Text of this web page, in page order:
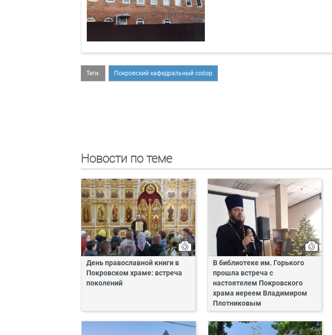
Теги: Покровский кафедральный собор
Новости по теме
День православной книги в
Покровском храме: встреча
поколений
В библиотеке им. Горького
прошла встреча с
настоятелем Покровского
храма иереем Владимиром
Плотниковым